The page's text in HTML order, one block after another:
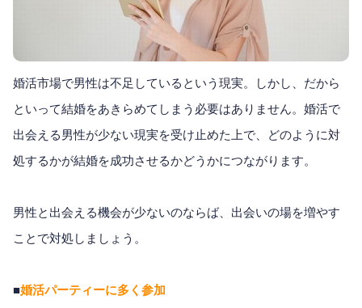
婚活市場で男性は不足しているという現実。しかし、だから
といって結婚をあきらめてしまう必要はありません。婚活で
出会える男性が少ない現実を受け止めた上で、どのように対
処するかが結婚を成功させるかどうかにつながります。
男性と出会える機会が少ないのならば、出会いの場を増やす
ことで対処しましょう。
■婚活パーティーに多く参加